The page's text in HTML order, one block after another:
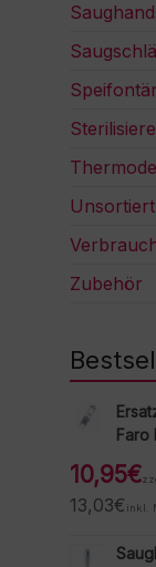
Unsortiert
Zubehör
Faro
10,95€
13,03€ inkl.